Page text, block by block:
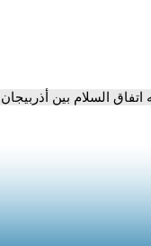
السلام بين أذربيجان